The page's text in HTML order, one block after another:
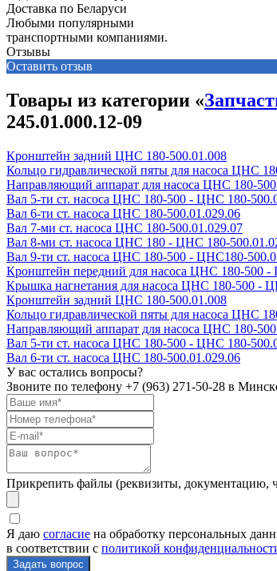
Доставка по Беларуси
Любыми популярными
транспортными компаниями.
Отзывы
Оставить отзыв
Товары из категории «
245.01.000.12-09
Кронштейн задний ЦНС 180-500.01.008
Кольцо гидравлической пяты для насоса ЦНС
Направляющий аппарат для насоса ЦНС 180-
Вал 5-ти ст. насоса ЦНС 180-500 - ЦНС 180-
Вал 6-ти ст. насоса ЦНС 180-500.01.029.06
Вал 7-ми ст. насоса ЦНС 180-500.01.029.07
Вал 8-ми ст. насоса ЦНС 180 - ЦНС 180-
Вал 9-ти ст. насоса ЦНС 180-500 - ЦНС180-
Кронштейн передний для насоса ЦНС 180-500 -
Крышка нагнетания для насоса ЦНС 180-500 -
Кронштейн задний ЦНС 180-500.01.008
Кольцо гидравлической пяты для насоса ЦНС
Направляющий аппарат для насоса ЦНС 180-
Вал 5-ти ст. насоса ЦНС 180-500 - ЦНС 180-
Вал 6-ти ст. насоса ЦНС 180-500.01.029.06
У вас остались вопросы?
Звоните по телефону +7 (963) 271-50-28 в
Прикрепить файлы (реквизиты, документацию,
Я даю согласие на обработку персональных
в соответствии с политикой